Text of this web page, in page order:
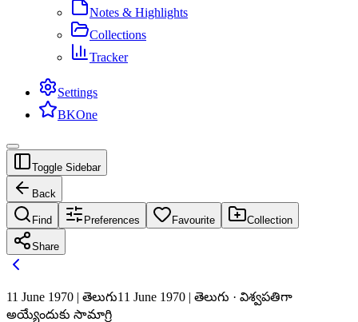
Notes & Highlights
Collections
Tracker
Settings
BKOne
Toggle Sidebar
Back
Find Preferences Favourite Collection
Share
11 June 1970 | తెలుగు11 June 1970 | తెలుగు · విశ్వపతిగా
అయ్యేందుకు సామాగ్రి